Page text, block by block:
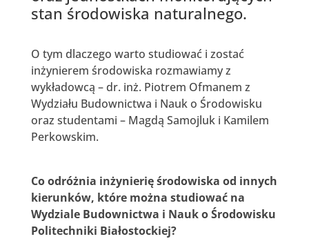
stan środowiska naturalnego.
O tym dlaczego warto studiować i zostać
inżynierem środowiska rozmawiamy z
wykładowcą – dr. inż. Piotrem Ofmanem z
Wydziału Budownictwa i Nauk o Środowisku
oraz studentami – Magdą Samojluk i Kamilem
Perkowskim.
Co odróżnia inżynierię środowiska od innych
kierunków, które można studiować na
Wydziale Budownictwa i Nauk o Środowisku
Politechniki Białostockiej?